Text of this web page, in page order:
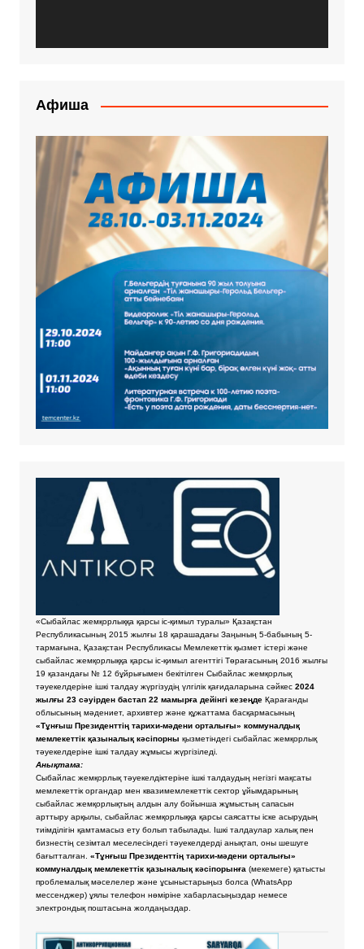
Афиша
«Сыбайлас жемқорлыққа қарсы іс-қимыл туралы» Қазақстан
Республикасының 2015 жылғы 18 қарашадағы Заңының 5-бабының 5-
тармағына, Қазақстан Республикасы Мемлекеттік қызмет істері және
сыбайлас жемқорлыққа қарсы іс-қимыл агенттігі Төрағасының 2016 жылғы
19 қазандағы № 12 бұйрығымен бекітілген Сыбайлас жемқорлық
тәуекелдеріне ішкі талдау жүргізудің үлгілік қағидаларына сәйкес2024
жылғы 23 сәуірден бастап 22 мамырға дейінгі кезеңде Қарағанды
облысының мәдениет, архивтер және құжаттама басқармасының
«Тұнғыш Президенттің тарихи-мәдени орталығы» коммуналдық
мемлекеттік қазыналық кәсіпорны қызметіндегі сыбайлас жемқорлық
тәуекелдеріне ішкі талдау жұмысы жүргізіледі.
Анықтама:
Сыбайлас жемқорлық тәуекелдіктеріне ішкі талдаудың негізгі мақсаты
мемлекеттік органдар мен квазимемлекеттік сектор ұйымдарының
сыбайлас жемқорлықтың алдын алу бойынша жұмыстың сапасын
арттыру арқылы, сыбайлас жемқорлыққа қарсы саясатты іске асырудың
тиімділігін қамтамасыз ету болып табылады. Ішкі талдаулар халық пен
бизнестің сезімтал меселесіндегі тәуекелдерді анықтап, оны шешуге
бағытталған. «Тұнғыш Президенттің тарихи-мәдени орталығы»
коммуналдық мемлекеттік қазыналық кәсіпорынға (мекемеге) қатысты
проблемалық мәселелер және ұсыныстарыңыз болса (WhatsApp
мессенджер) ұялы телефон нөміріне хабарласыңыздар немесе
электрондық поштасына жолдаңыздар.